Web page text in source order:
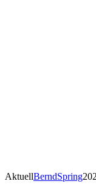
AktuellBerndSpring